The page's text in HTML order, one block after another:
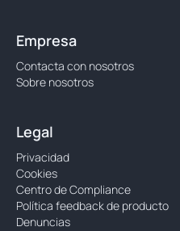
Empresa
Contacta con nosotros
Sobre nosotros
Legal
Privacidad
Cookies
Centro de Compliance
Política feedback de producto
Denuncias